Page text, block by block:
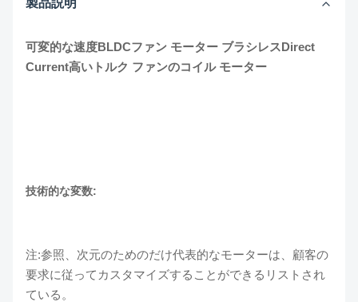
製品説明
可変的な速度BLDCファン モーター ブラシレスDirect
Current高いトルク ファンのコイル モーター
技術的な変数:
注:参照、次元のためのだけ代表的なモーターは、顧客の
要求に従ってカスタマイズすることができるリストされ
ている。